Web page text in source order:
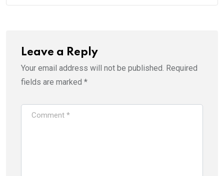
Leave a Reply
Your email address will not be published. Required
fields are marked *